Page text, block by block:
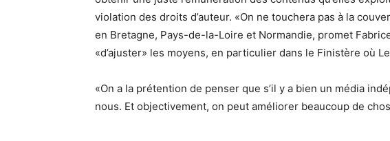
violation des droits d’auteur. «On ne touchera pas à la
en Bretagne, Pays-de-la-Loire et Normandie, promet
«d’ajuster» les moyens, en particulier dans le Finistère où
«On a la prétention de penser que s’il y a bien un média
nous. Et objectivement, on peut améliorer beaucoup de